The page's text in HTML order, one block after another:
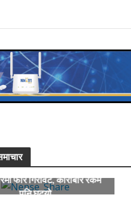
फेरि गिरावट, कारोबार रकम
पनि घट्यो